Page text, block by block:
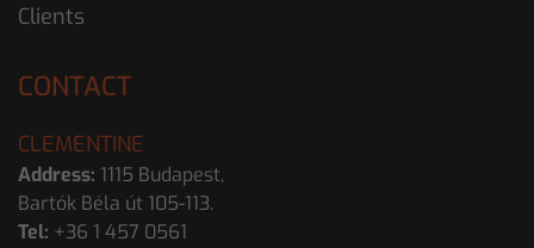
Clients
CONTACT
CLEMENTINE
Address: 1115 Budapest,
Bartók Béla út 105-113.
Tel: +36 1 457 0561